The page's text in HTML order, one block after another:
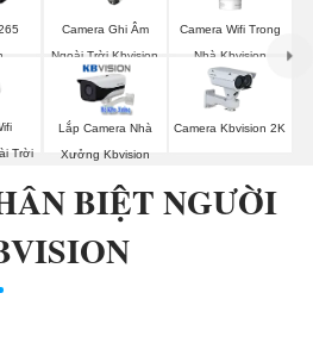
Camera Ghi Âm
Ngoài Trời Kbvision
Camera Wifi Trong
Nhà Kbvision
Trời
Lắp Camera Nhà
Xưởng Kbvision
Camera Kbvision 2K
BIỆT NGƯỜI